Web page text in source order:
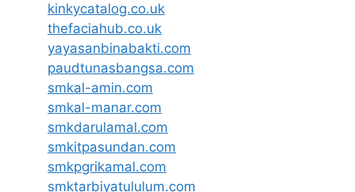
kinkycatalog.co.uk
thefaciahub.co.uk
yayasanbinabakti.com
paudtunasbangsa.com
smkal-amin.com
smkal-manar.com
smkdarulamal.com
smkitpasundan.com
smkpgrikamal.com
smktarbiyatululum.com